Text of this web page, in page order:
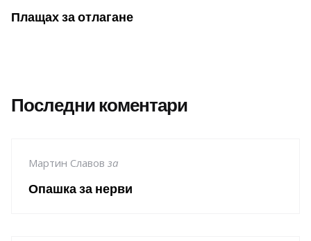
Плащах за отлагане
Последни коментари
Мартин Славов за
Опашка за нерви